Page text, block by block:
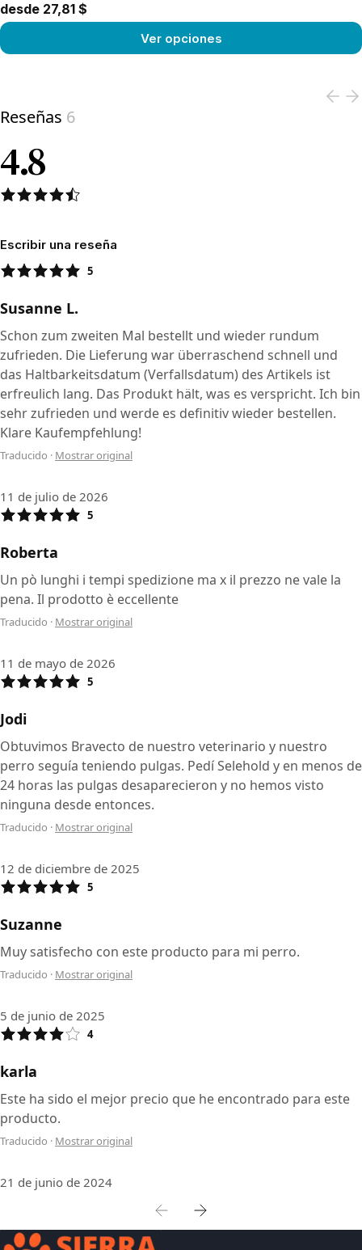
desde 27,81 $
Ver opciones
Reseñas 6
4.8
Escribir una reseña
5
Susanne L.
Schon zum zweiten Mal bestellt und wieder rundum
zufrieden. Die Lieferung war überraschend schnell und
das Haltbarkeitsdatum (Verfallsdatum) des Artikels ist
erfreulich lang. Das Produkt hält, was es verspricht. Ich bin
sehr zufrieden und werde es definitiv wieder bestellen.
Klare Kaufempfehlung!
Traducido · Mostrar original
11 de julio de 2026
5
Roberta
Un pò lunghi i tempi spedizione ma x il prezzo ne vale la
pena. Il prodotto è eccellente
Traducido · Mostrar original
11 de mayo de 2026
5
Jodi
Obtuvimos Bravecto de nuestro veterinario y nuestro
perro seguía teniendo pulgas. Pedí Selehold y en menos de
24 horas las pulgas desaparecieron y no hemos visto
ninguna desde entonces.
Traducido · Mostrar original
12 de diciembre de 2025
5
Suzanne
Muy satisfecho con este producto para mi perro.
Traducido · Mostrar original
5 de junio de 2025
4
karla
Este ha sido el mejor precio que he encontrado para este
producto.
Traducido · Mostrar original
21 de junio de 2024